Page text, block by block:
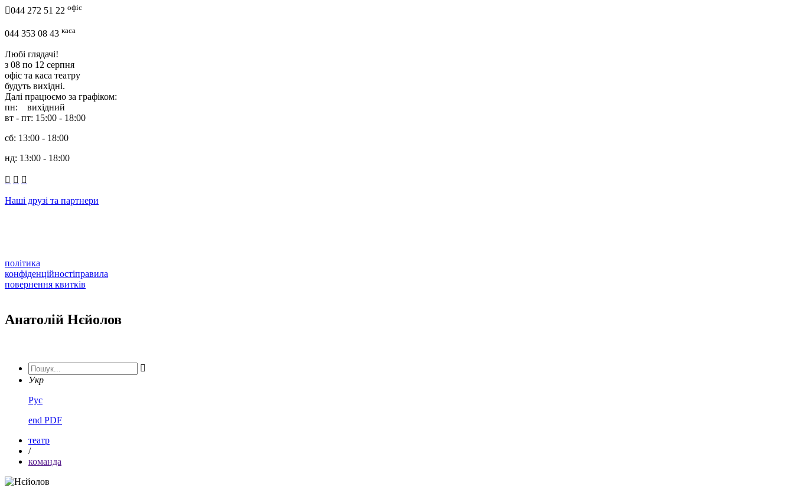
044 272 51 22 офіс
044 353 08 43 каса
Любі глядачі!
з 08 по 12 серпня
офіс та каса театру
будуть вихідні.
Далі працюємо за графіком:
пн: вихідний
вт - пт: 15:00 - 18:00
сб: 13:00 - 18:00
нд: 13:00 - 18:00
  
Наші друзі та партнери
політика
конфіденційностіправила
повернення квитків
Анатолій Нєйолов

Укр
Рус
end PDF
театр
/
команда